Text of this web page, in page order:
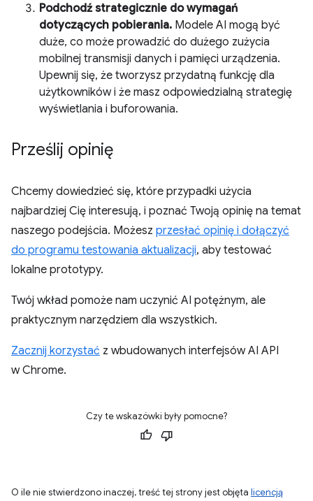
Podchodź strategicznie do wymagań
dotyczących pobierania. Modele AI mogą być
duże, co może prowadzić do dużego zużycia
mobilnej transmisji danych i pamięci urządzenia.
Upewnij się, że tworzysz przydatną funkcję dla
użytkowników i że masz odpowiedzialną strategię
wyświetlania i buforowania.
Prześlij opinię
Chcemy dowiedzieć się, które przypadki użycia
najbardziej Cię interesują, i poznać Twoją opinię na temat
naszego podejścia. Możesz przesłać opinię i dołączyć
do programu testowania aktualizacji, aby testować
lokalne prototypy.
Twój wkład pomoże nam uczynić AI potężnym, ale
praktycznym narzędziem dla wszystkich.
Zacznij korzystać z wbudowanych interfejsów AI API
w Chrome.
Czy te wskazówki były pomocne?
O ile nie stwierdzono inaczej, treść tej strony jest objęta licencją